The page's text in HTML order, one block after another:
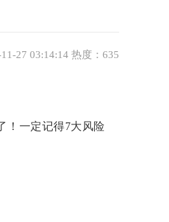
27 03:14:14 热度：635
！一定记得7大风险